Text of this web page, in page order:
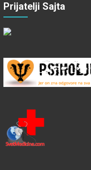
Prijatelji Sajta